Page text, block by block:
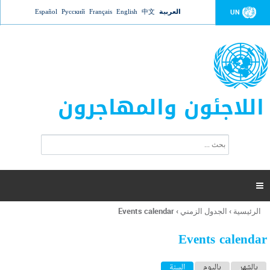
Jump to navigation UN العربية 中文
English
Français
Русский
Español
اللاجئون والمهاجرون
ت
ر
ل
ح
ب

أنت
هنا
الرئيسية › الجدول الزمني ›
Events calendar
Events calendar